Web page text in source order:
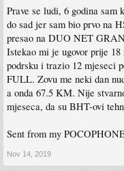
nastavlja da unaprjeđuje svoju
Docsis 3.1 tehnologije na
brzina interneta do čak 10Gbps.
Hvala što ste uz nas!
Nove brzine interneta u Grande
ponude,možete pogledati ovdje(
Prave se ludi, 6 godina sam
do sad jer sam bio prvo na
presao na DUO NET
Istekao mi je ugovor prije
podrsku i trazio 12 mjeseci
FULL. Zovu me neki dan
a onda 67.5 KM. Nije
mjeseca, da su BHT-ovi
Sent from my
Nov 14, 2019